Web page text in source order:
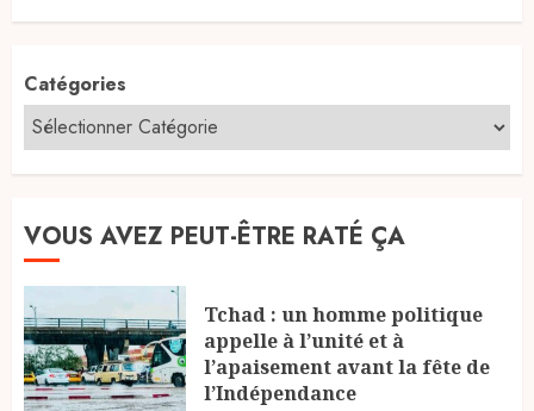
Catégories
VOUS AVEZ PEUT-ÊTRE RATÉ ÇA
Tchad : un homme politique
appelle à l’unité et à
l’apaisement avant la fête de
l’Indépendance